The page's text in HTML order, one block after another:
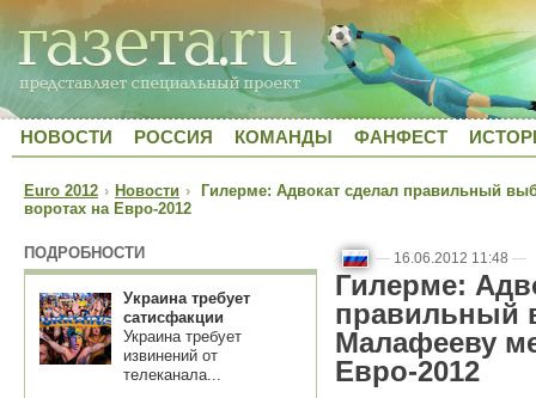
НОВОСТИ РОССИЯ КОМАНДЫ ФАНФЕСТ
Euro 2012 › Новости › Гилерме: Адвокат сделал правильный
воротах на Евро-2012
ПОДРОБНОСТИ
Украина требует
сатисфакции
Украина требует
извинений от
телеканала...
— 16.06.2012 11:48 —
Гилерме:
правильный
Малафееву
Евро-2012